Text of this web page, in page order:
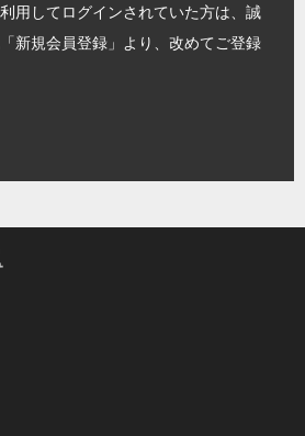
用してログインされていた方は、誠
新規会員登録」より、改めてご登録